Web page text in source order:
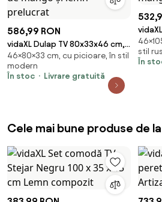
586,99 RON
vidaXL Dulap TV 80x33x46 cm,
lemn masiv de mango și lemn
prelucrat
46×80×33 cm, cu picioare, în stil
modern
În stoc
Livrare gratuită
33 x
solid
stil
În
Cele mai bune produse de la